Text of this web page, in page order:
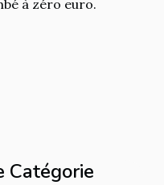
Catégorie
à zéro euro.